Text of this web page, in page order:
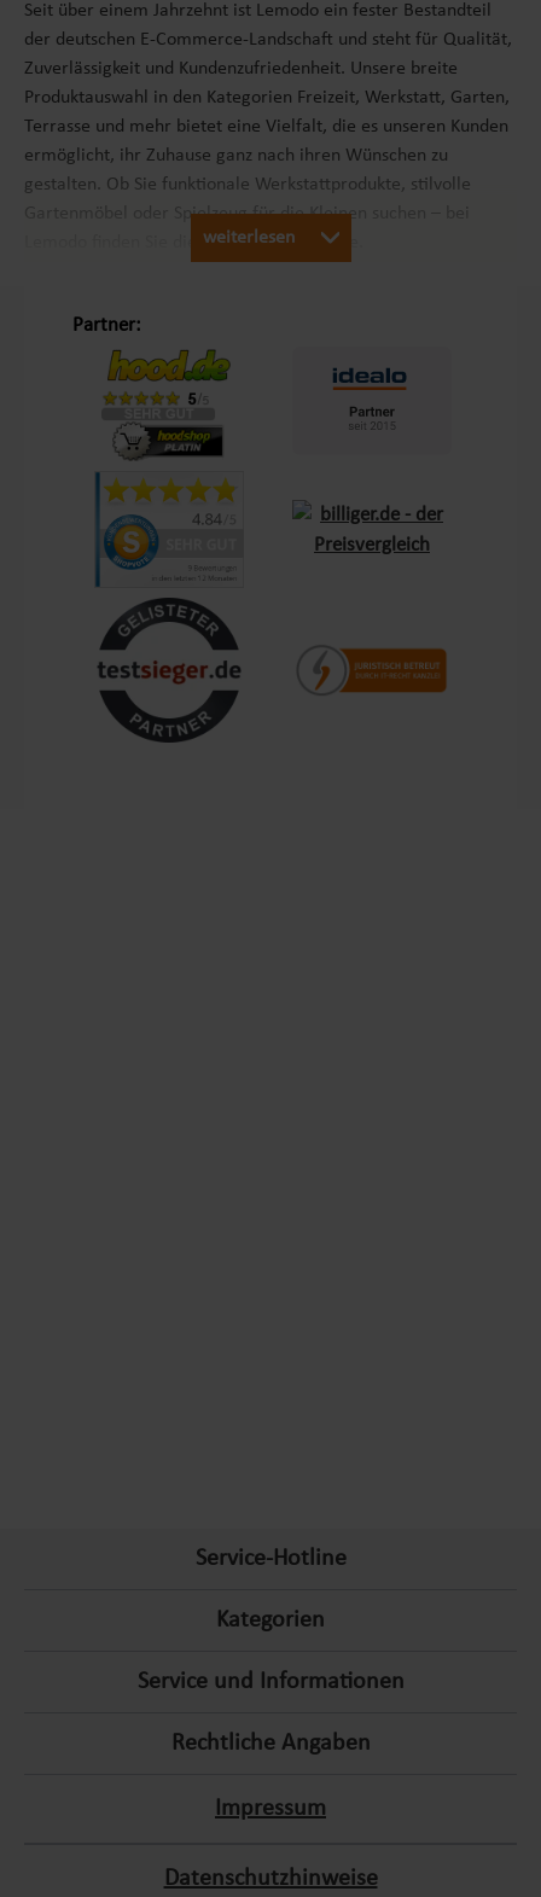
Raum, um große Mengen an Biomüll effizient in
nährstoffreichen Kompost umzuwandeln, was sowohl
die Gartenpflege erleichtert als auch zur Nachhaltigkeit
beiträgt. PLATZSPARENDDer Steckkomposter
beeindruckt durch seine besondere Flexibilität und
platzsparende Eigenschaften. Wenn er nicht in
Gebrauch ist, lässt sich der Drahtkomposter mühelos
können dann flach zusammengelegt und kompakt
äußerst flexibel und leicht zu handhaben, sondern
ermöglicht auch eine effiziente Nutzung des
verfügbaren Stauraums.
Seit über einem Jahrzehnt ist Lemodo ein fester Bestandteil
der deutschen E-Commerce-Landschaft und steht für Qualität,
Zuverlässigkeit und Kundenzufriedenheit. Unsere breite
Produktauswahl in den Kategorien Freizeit, Werkstatt, Garten,
Terrasse und mehr bietet eine Vielfalt, die es unseren Kunden
ermöglicht, ihr Zuhause ganz nach ihren Wünschen zu
gestalten. Ob Sie funktionale Werkstattprodukte, stilvolle
Gartenmöbel oder Spielzeug für die Kleinen suchen – bei
Lemodo finden Sie die passenden Produkte.
Mit dem Leitsatz „Schöner Leben in Haus und Garten“ ist es
unser Ziel, das Einkaufserlebnis unserer Kunden in Europa so
angenehm wie möglich zu gestalten. Durch unsere
EigenmarkenLemodo
genau auf die Bedürfnisse unserer Kunden abgestimmt sind.
Diese Marken stehen für Qualität und Funktionalität und
lassen keine Wünsche offen – sei es im Bereich Terrasse,
Outdoor oder Living.
Kundenzufriedenheit und Service aus Deutschland
Mit einem zentralen Standort in Bechhofen, im Herzen
Frankens, garantieren wir schnellen Versand und Verfügbarkeit
möglich zu gestalten. Entdecken Sie die Vorteile des Einkaufs
Shoppingerlebnis für Haus und Garten.
weiterlesen
Partner:
Service-Hotline
Kategorien
Service und Informationen
Rechtliche Angaben
Impressum
Datenschutzhinweise